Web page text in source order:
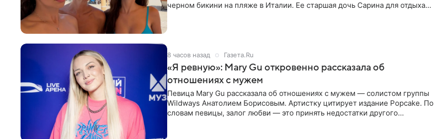
черном бикини на пляже в Италии. Ее старшая дочь Сарина для отдыха
8 часов назад Газета.Ru
«Я ревную»: Mary Gu откровенно рассказала об
отношениях с мужем
Певица Mary Gu рассказала об отношениях с мужем — солистом группы
Wildways Анатолием Борисовым. Артистку цитирует издание Popcake. По
словам певицы, залог любви — это принять недостатки другого